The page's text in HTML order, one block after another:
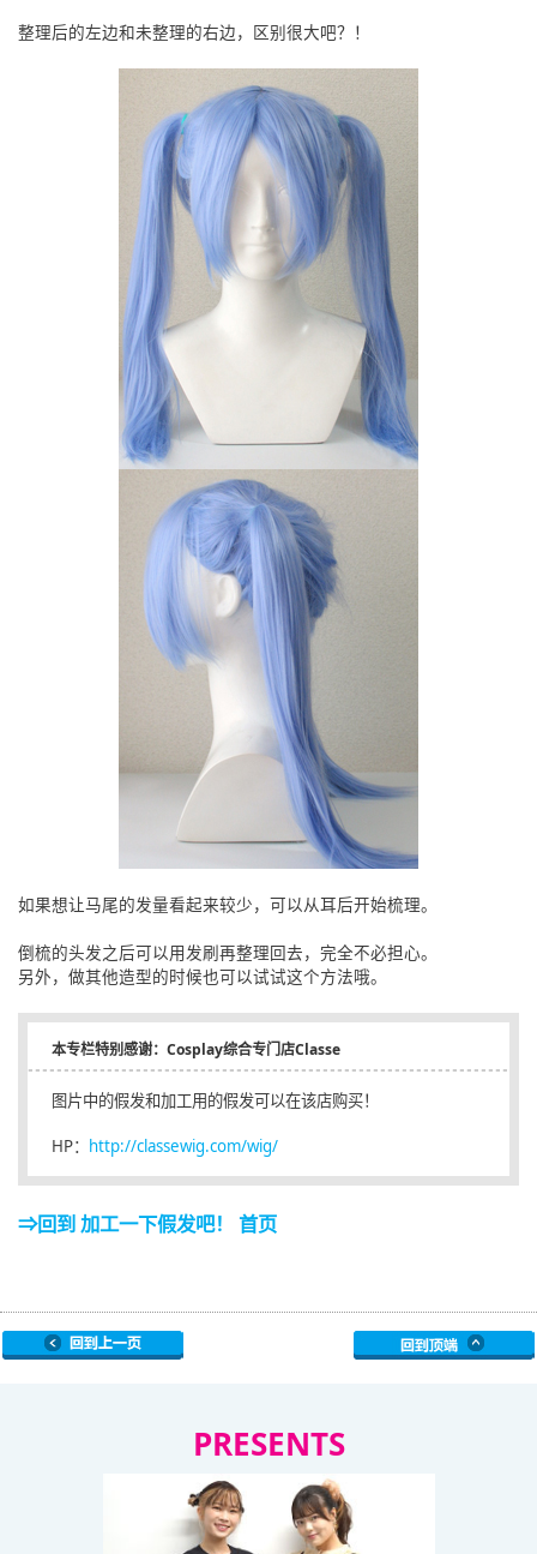
整理后的左边和未整理的右边，区别很大吧？！
如果想让马尾的发量看起来较少，可以从耳后开始梳理。
倒梳的头发之后可以用发刷再整理回去，完全不必担心。
另外，做其他造型的时候也可以试试这个方法哦。
本专栏特别感谢：Cosplay综合专门店Classe
图片中的假发和加工用的假发可以在该店购买！
HP： http://classewig.com/wig/
⇒回到 加工一下假发吧！ 首页
PRESENTS